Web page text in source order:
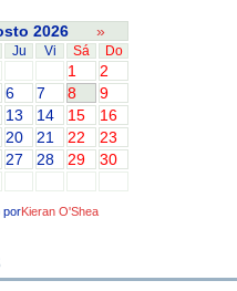
2026 »
Ju Vi Sá Do
1
2
6 7 8
9
13 14 15
16
20 21 22
23
27 28 29
30
porKieran O'Shea